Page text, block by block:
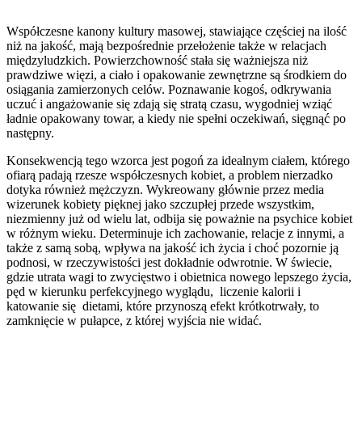
Współczesne kanony kultury masowej, stawiające częściej na ilość
niż na jakość, mają bezpośrednie przełożenie także w relacjach
międzyludzkich. Powierzchowność stała się ważniejsza niż
prawdziwe więzi, a ciało i opakowanie zewnętrzne są środkiem do
osiągania zamierzonych celów. Poznawanie kogoś, odkrywania
uczuć i angażowanie się zdają się stratą czasu, wygodniej wziąć
ładnie opakowany towar, a kiedy nie spełni oczekiwań, sięgnąć po
następny.
Konsekwencją tego wzorca jest pogoń za idealnym ciałem, którego
ofiarą padają rzesze współczesnych kobiet, a problem nierzadko
dotyka również mężczyzn. Wykreowany głównie przez media
wizerunek kobiety pięknej jako szczupłej przede wszystkim,
niezmienny już od wielu lat, odbija się poważnie na psychice kobiet
w różnym wieku. Determinuje ich zachowanie, relacje z innymi, a
także z samą sobą, wpływa na jakość ich życia i choć pozornie ją
podnosi, w rzeczywistości jest dokładnie odwrotnie. W świecie,
gdzie utrata wagi to zwycięstwo i obietnica nowego lepszego życia,
pęd w kierunku perfekcyjnego wyglądu, liczenie kalorii i
katowanie się dietami, które przynoszą efekt krótkotrwały, to
zamknięcie w pułapce, z której wyjścia nie widać.